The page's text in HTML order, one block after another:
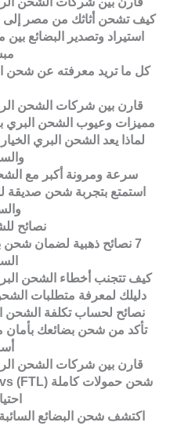
كيف تشحن أثاثك من مصر
استيراد وتصدير البضائع
كل ما تريد معرفته عن شحن
قارن بين شركات الشحن
مميزات وعيوب الشحن البري
لماذا يعد الشحن البري
سرعة ومرونة أكبر مع
استمتع بتجربة شحن صديقة
نصائح
7 نصائح ذهبية لضمان
كيف تتجنب أخطاء الشحن
دليلك لمعرفة متطلبات
نصائح لحساب تكلفة الشحن
تأكد من شحن بضائعك
قارن بين شركات الشحن
اكتشف شحن البضائع